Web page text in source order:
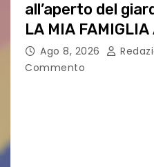
all’aperto del
LA MIA FAMIGLIA
Ago 8, 2026
Commento